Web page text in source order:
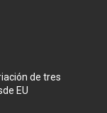
de tres
EU